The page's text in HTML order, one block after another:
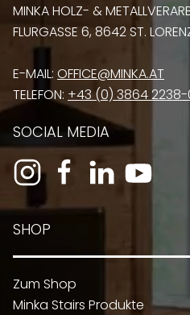
MINKA HOLZ- &
FLURGASSE 6, 8642 ST.
E-MAIL: OFFICE@MINKA.AT
TELEFON: +43 (0) 3864
SOCIAL MEDIA
SHOP
Zum Shop
Minka Stairs Produkte